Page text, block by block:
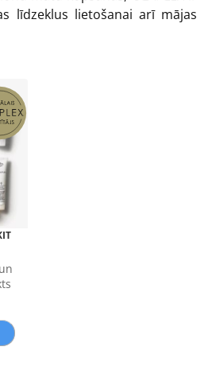
līdzeklus lietošanai arī mājas